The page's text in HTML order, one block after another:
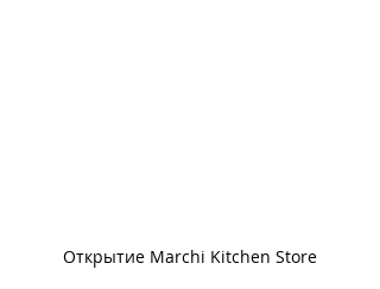
Открытие Marchi Kitchen Store